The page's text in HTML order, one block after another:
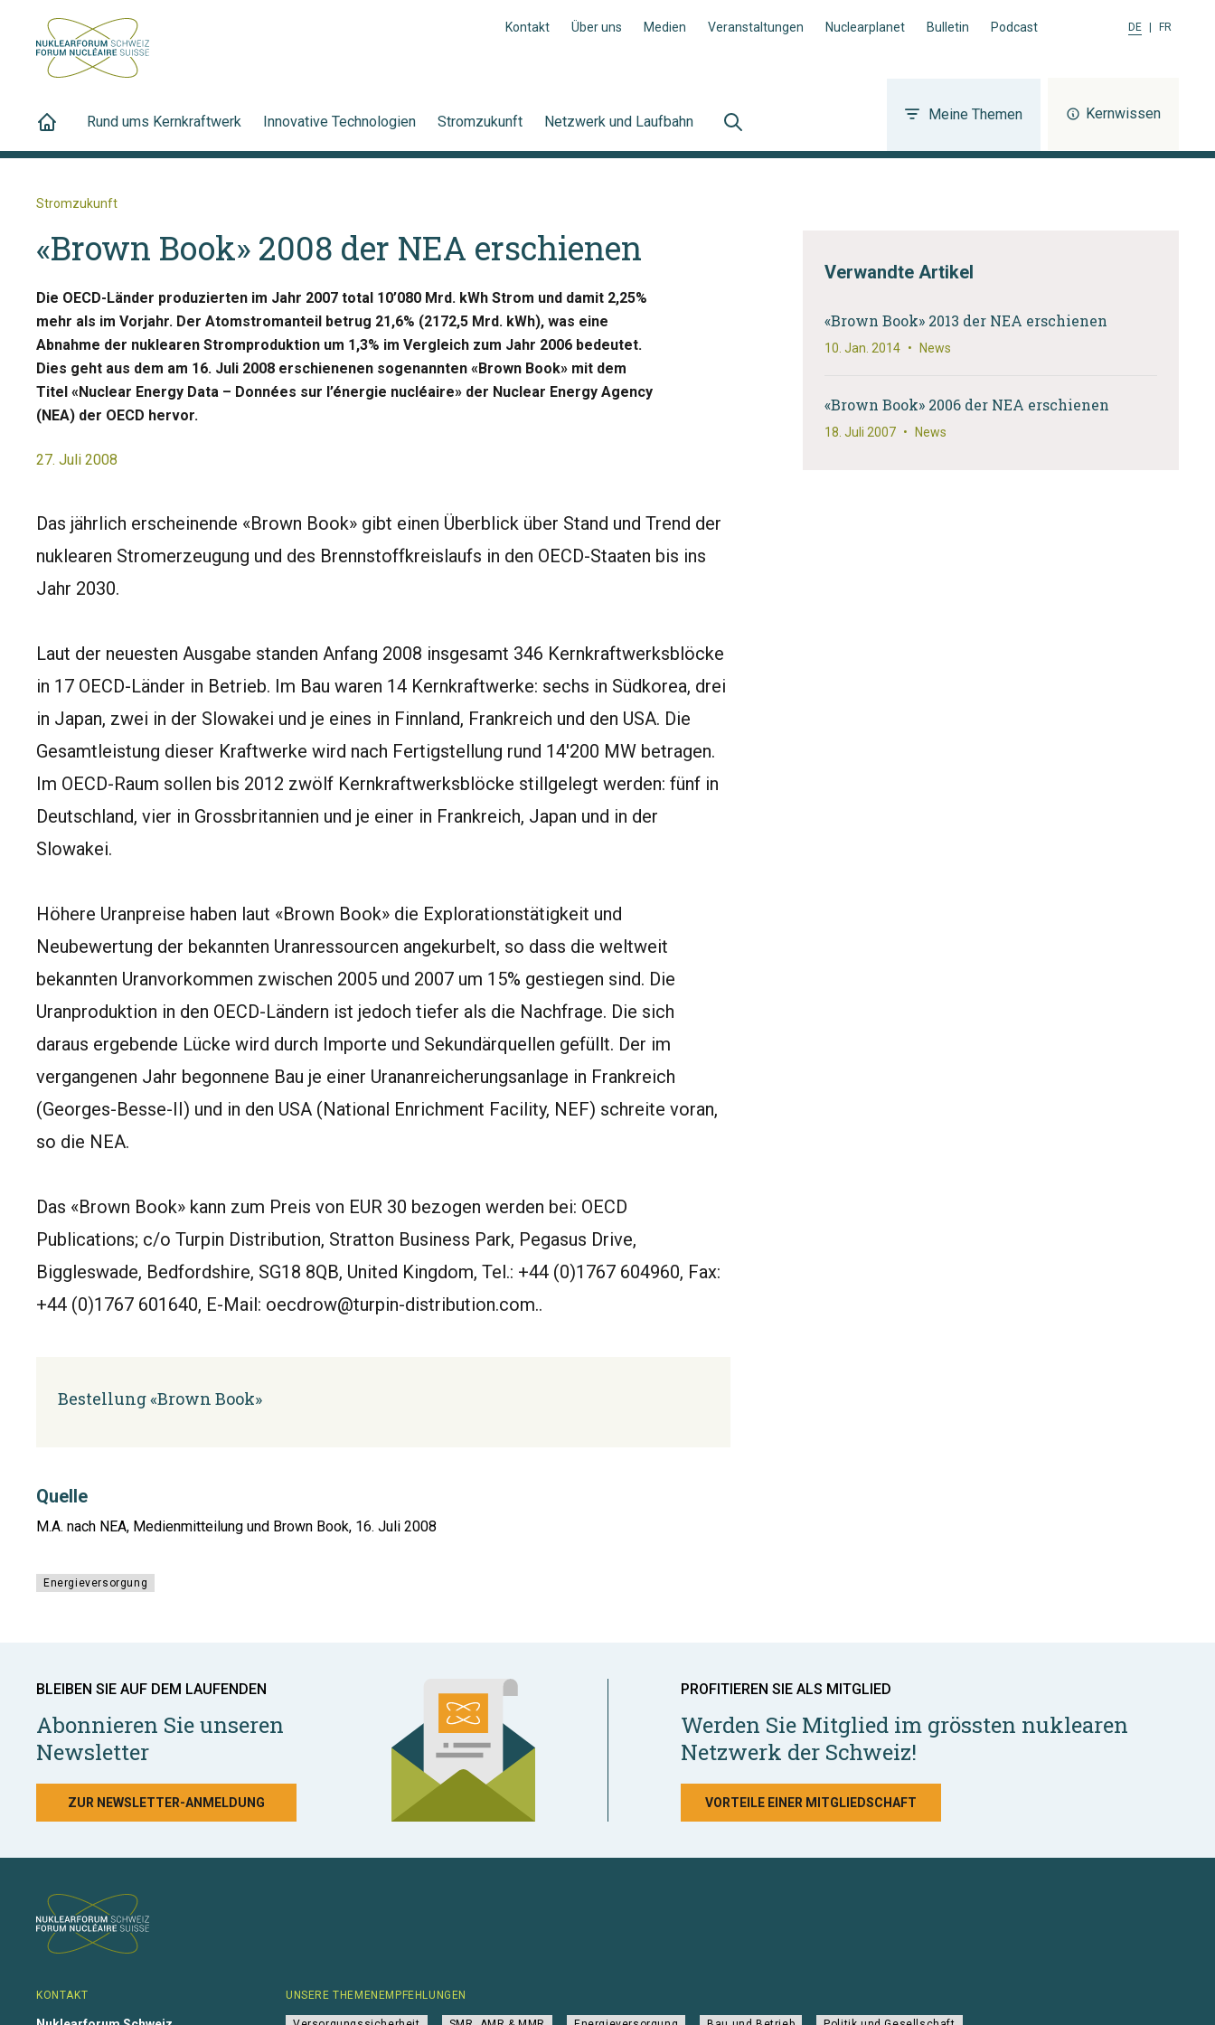
Kontakt Über uns Medien Veranstaltungen Nuclearplanet Bulletin Podcast DE FR
Rund ums Kernkraftwerk Innovative Technologien Stromzukunft Netzwerk und Laufbahn Meine Themen Kernwissen
Stromzukunft
«Brown Book» 2008 der NEA erschienen
Die OECD-Länder produzierten im Jahr 2007 total 10’080 Mrd. kWh Strom und damit 2,25%
mehr als im Vorjahr. Der Atomstromanteil betrug 21,6% (2172,5 Mrd. kWh), was eine
Abnahme der nuklearen Stromproduktion um 1,3% im Vergleich zum Jahr 2006 bedeutet.
Dies geht aus dem am 16. Juli 2008 erschienenen sogenannten «Brown Book» mit dem
Titel «Nuclear Energy Data – Données sur l’énergie nucléaire» der Nuclear Energy Agency
(NEA) der OECD hervor.
27. Juli 2008
Das jährlich erscheinende «Brown Book» gibt einen Überblick über Stand und Trend der
nuklearen Stromerzeugung und des Brennstoffkreislaufs in den OECD-Staaten bis ins
Jahr 2030.
Laut der neuesten Ausgabe standen Anfang 2008 insgesamt 346 Kernkraftwerksblöcke
in 17 OECD-Länder in Betrieb. Im Bau waren 14 Kernkraftwerke: sechs in Südkorea, drei
in Japan, zwei in der Slowakei und je eines in Finnland, Frankreich und den USA. Die
Gesamtleistung dieser Kraftwerke wird nach Fertigstellung rund 14'200 MW betragen.
Im OECD-Raum sollen bis 2012 zwölf Kernkraftwerksblöcke stillgelegt werden: fünf in
Deutschland, vier in Grossbritannien und je einer in Frankreich, Japan und in der
Slowakei.
Höhere Uranpreise haben laut «Brown Book» die Explorationstätigkeit und
Neubewertung der bekannten Uranressourcen angekurbelt, so dass die weltweit
bekannten Uranvorkommen zwischen 2005 und 2007 um 15% gestiegen sind. Die
Uranproduktion in den OECD-Ländern ist jedoch tiefer als die Nachfrage. Die sich
daraus ergebende Lücke wird durch Importe und Sekundärquellen gefüllt. Der im
vergangenen Jahr begonnene Bau je einer Urananreicherungsanlage in Frankreich
(Georges-Besse-II) und in den USA (National Enrichment Facility, NEF) schreite voran,
so die NEA.
Das «Brown Book» kann zum Preis von EUR 30 bezogen werden bei: OECD
Publications; c/o Turpin Distribution, Stratton Business Park, Pegasus Drive,
Biggleswade, Bedfordshire, SG18 8QB, United Kingdom, Tel.: +44 (0)1767 604960, Fax:
+44 (0)1767 601640, E-Mail: oecdrow@turpin-distribution.com..
Bestellung «Brown Book»
Quelle
M.A. nach NEA, Medienmitteilung und Brown Book, 16. Juli 2008
Energieversorgung
Verwandte Artikel
«Brown Book» 2013 der NEA erschienen
10. Jan. 2014 • News
«Brown Book» 2006 der NEA erschienen
18. Juli 2007 • News
BLEIBEN SIE AUF DEM LAUFENDEN
Abonnieren Sie unseren
Newsletter
ZUR NEWSLETTER-ANMELDUNG
PROFITIEREN SIE ALS MITGLIED
Werden Sie Mitglied im grössten nuklearen
Netzwerk der Schweiz!
VORTEILE EINER MITGLIEDSCHAFT
KONTAKT UNSERE THEMENEMPFEHLUNGEN